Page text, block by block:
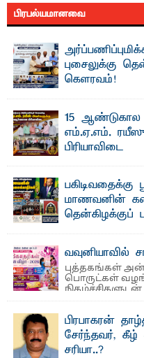
பிரபல்யமானவை
புசைலுக்கு
கௌரவம்!
15 ஆண்டுகால
எம்.ஏ.எம்.
பிரியாவிடை
பகிடிவதைக்கு
மாணவனின்
"ஒ ரு மாணவனின்
கலைக்கப்படாது" என்ற
வவுனியாவில்
புத்தகங்கள்
பொருட்கள்
நிகழ்ச்சிகளுடன்
பிரபாகரன்
சேர்ந்தவர், கீழ்
சரியா..?